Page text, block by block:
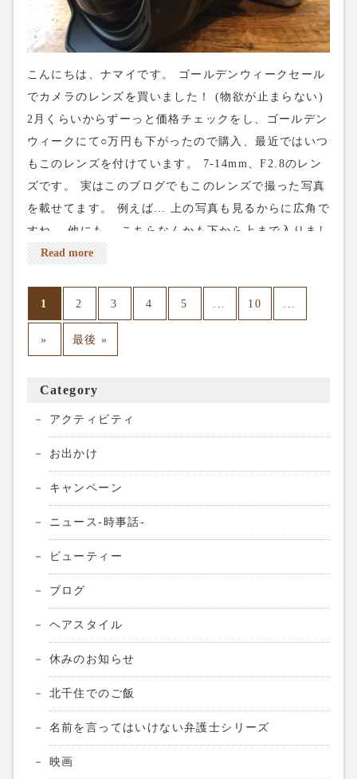
こんにちは、ナマイです。 ゴールデンウィークセール
でカメラのレンズを買いました！ (物欲が止まらない)
2月くらいからずーっと価格チェックをし、ゴールデン
ウィークにて○万円も下がったので購入、最近ではいつ
もこのレンズを付けています。 7-14mm、F2.8のレン
ズです。 実はこのブログでもこのレンズで撮った写真
を載せてます。 例えば… 上の写真も見るからに広角で
すね。 他にも、 こちらなんかも下から上まで入りまし
た！ こちらも7mmで撮っています。 見た目はフィッ
います。 これから暑くなり山の季節になりますね、ダ
イナミックな写真を撮りに山へ登りに行きます。 今週
の土日は土曜は夕方にちょっとだけあきがあり、日曜
す。 ネット予約は上のreservationから出来ます。 電話
Read more
1 2 3 4 5 10
» 最後 »
Category
アクティビティ
お出かけ
キャンペーン
ニュース-時事話-
ビューティー
ブログ
ヘアスタイル
休みのお知らせ
北千住でのご飯
名前を言ってはいけない弁護士シリーズ
映画